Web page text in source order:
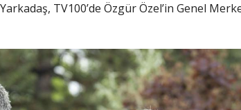
TV100’de Özgür Özel’in Genel